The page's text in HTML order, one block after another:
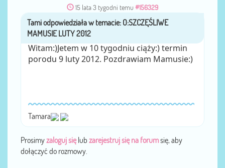
15 lata 3 tygodni temu #156329
przezTami
Witam:)Jetem w 10 tygodniu ciąży:) termin
porodu 9 luty 2012. Pozdrawiam Mamusie:)
Tamara
Prosimyzaloguj sięlub zarejestruj się na forumsię, aby
dołączyć do rozmowy.